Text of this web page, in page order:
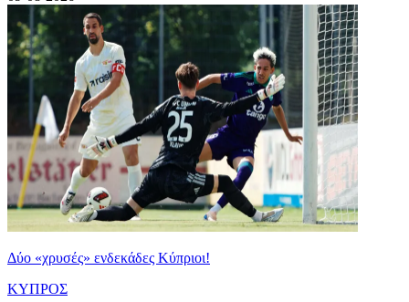
Δύο «χρυσές» ενδεκάδες Κύπριοι!
ΚΥΠΡΟΣ